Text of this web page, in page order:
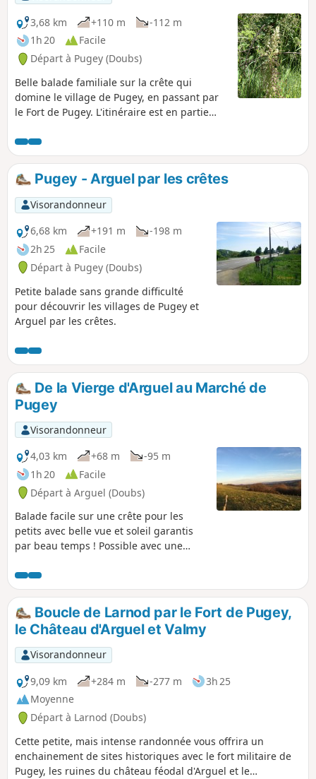
3,68 km
+110 m
-112 m
1h 20
Facile
Départ à Pugey (Doubs)
Belle balade familiale sur la crête qui
domine le village de Pugey, en passant par
le Fort de Pugey. L'itinéraire est en partie
points de vue sur les premiers plateaux du
Jura et la chaîne franco-suisse quand le
temps est dégagé. Les amateurs de flore
pourront observer de nombreuses espèces
typiques des collines calcaires bisontines.
Pugey - Arguel par les crêtes
Visorandonneur
6,68 km
+191 m
-198 m
2h 25
Facile
Départ à Pugey (Doubs)
Petite balade sans grande difficulté
pour découvrir les villages de Pugey et
Arguel par les crêtes.
De la Vierge d'Arguel au Marché de
Pugey
Visorandonneur
4,03 km
+68 m
-95 m
1h 20
Facile
Départ à Arguel (Doubs)
Balade facile sur une crête pour les
petits avec belle vue et soleil garantis
par beau temps ! Possible avec une
peuvent être un peu chaotiques, donc
privilégier une poussette tous terrains.
Boucle de Larnod par le Fort de Pugey,
le Château d'Arguel et Valmy
Visorandonneur
9,09 km
+284 m -277 m
3h 25
Moyenne
Départ à Larnod (Doubs)
Cette petite, mais intense randonnée vous offrira un
enchainement de sites historiques avec le fort militaire de
Pugey, les ruines du château féodal d'Arguel et le